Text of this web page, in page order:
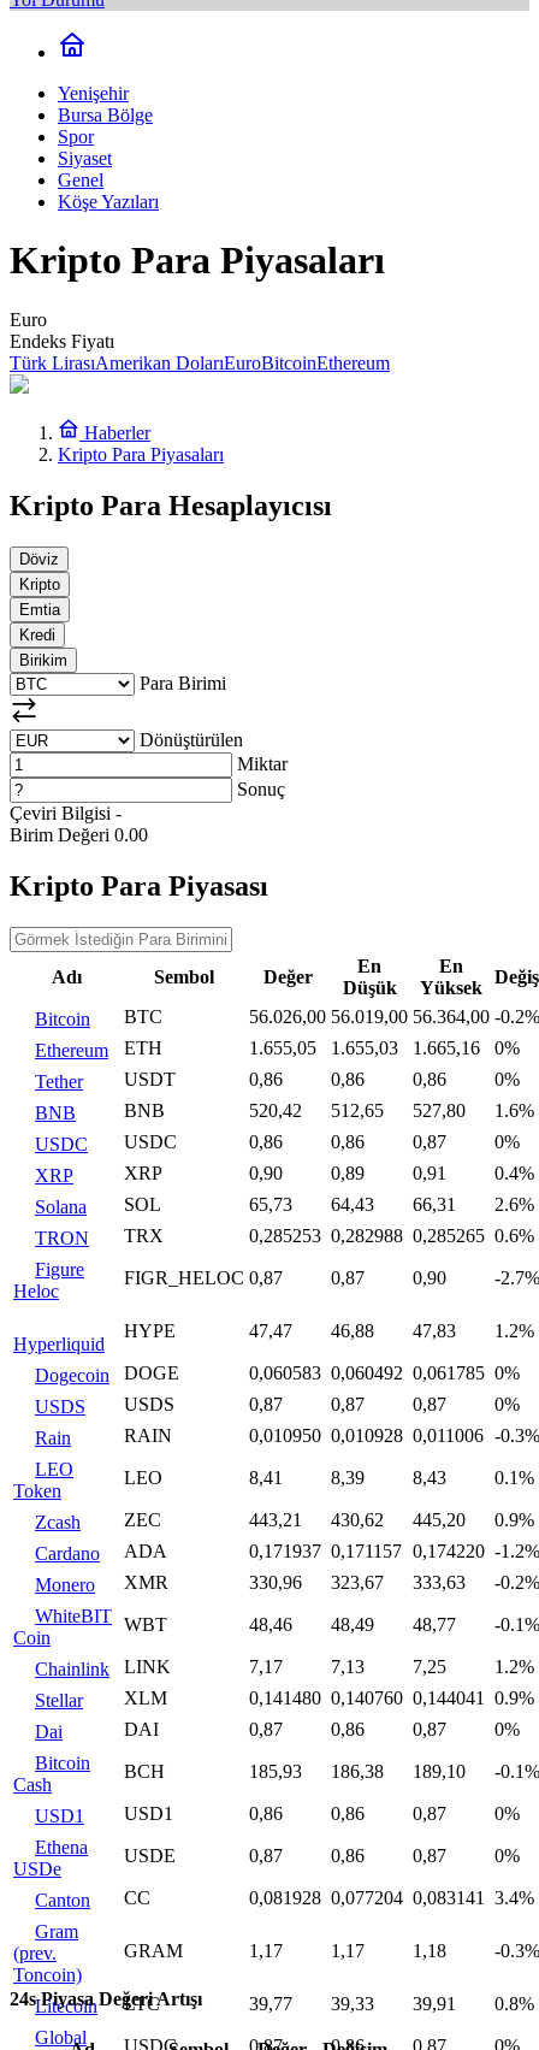
Yenişehir
Bursa Bölge
Spor
Siyaset
Genel
Köşe Yazıları
Kripto Para Piyasaları
Euro
Endeks Fiyatı
Türk LirasıAmerikan DolarıEuroBitcoinEthereum
Haberler
Kripto Para Piyasaları
Kripto Para Hesaplayıcısı
Döviz
Kripto
Emtia
Kredi
Birikim
Para Birimi
Dönüştürülen
Miktar
Sonuç
Çeviri Bilgisi -
Birim Değeri 0.00
Kripto Para Piyasası
Adı Sembol Değer
En
Düşük
En
Yüksek
Bitcoin BTC 56.026,00 56.019,00 56.364,00 -0.2%
Ethereum
ETH 1.655,05 1.655,03 1.665,16
0%
Tether
USDT 0,86 0,86 0,86
0%
BNB
BNB 520,42 512,65 527,80
1.6%
USDC
USDC 0,86 0,86 0,87
0%
XRP
XRP 0,90 0,89 0,91
0.4%
Solana
SOL 65,73 64,43 66,31
2.6%
TRON
TRX 0,285253 0,282988 0,285265 0.6%
Figure
Heloc
FIGR_HELOC 0,87 0,87 0,90 -2.7%
Hyperliquid
HYPE 47,47 46,88 47,83 1.2%
Dogecoin DOGE 0,060583 0,060492 0,061785 0%
USDS
USDS 0,87 0,87 0,87
0%
Rain
RAIN 0,010950 0,010928 0,011006 -0.3%
LEO
Token
LEO 8,41 8,39 8,43 0.1%
Zcash ZEC 443,21 430,62 445,20
0.9%
Cardano
ADA 0,171937 0,171157 0,174220 -1.2%
Monero
XMR 330,96 323,67 333,63
-0.2%
WhiteBIT
Coin
WBT 48,46 48,49 48,77 -0.1%
Chainlink LINK 7,17 7,13 7,25
1.2%
Stellar
XLM 0,141480 0,140760 0,144041
0.9%
Dai
DAI 0,87 0,86 0,87
0%
Bitcoin
Cash
BCH 185,93 186,38 189,10 -0.1%
USD1 USD1 0,86 0,86 0,87
0%
Ethena
USDe
USDE 0,87 0,86 0,87 0%
Canton CC 0,081928 0,077204 0,083141
3.4%
Gram
(prev.
Toncoin)
GRAM 1,17 1,17 1,18 -0.3%
Litecoin LTC 39,77 39,33 39,91
0.8%
Global
USDG 0,87 0,86 0,87 0%
24s Piyasa Değeri Artışı